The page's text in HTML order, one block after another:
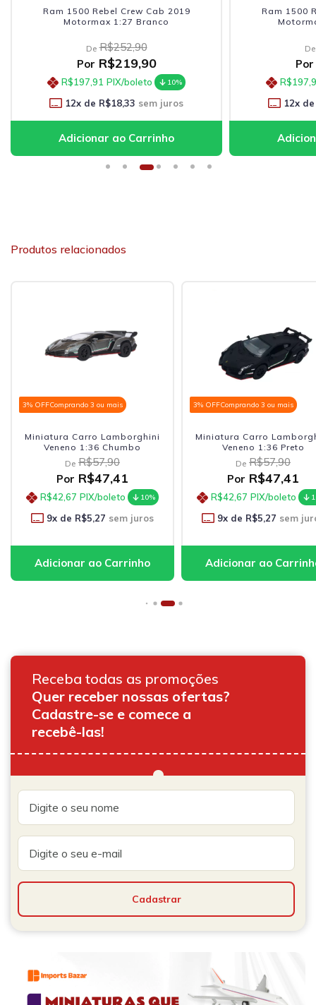
Ram 1500 Rebel Crew Cab 2019
Motormax 1:27 Branco
De R$252,90
Por R$219,90
R$197,91 PIX/boleto 10%
12x de R$18,33 sem juros
Ram 1500
De
Por
12x de
Produtos relacionados
Comprando 3 ou mais
Carro Lamborghini
Veneno 1:36 Chumbo
R$57,90
R$47,41
R$42,67 PIX/boleto 10%
x de R$5,27sem juros
Comprando 3 ou mais
Miniatura Carro Lamborghini
Veneno 1:36 Preto
R$57,90
R$47,41
R$42,67 PIX/boleto 10%
x de R$5,27sem juros
Receba todas as promoções
Quer receber nossas ofertas?
Cadastre-se e comece a
recebê-las!